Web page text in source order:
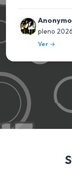
pleno
Ver